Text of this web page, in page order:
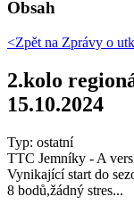
Obsah
<Zpět na Zprávy o
2.kolo
15.10.2024
Typ: ostatní
TTC Jemníky - A
Vynikající start do
8 bodů,žádný stres...